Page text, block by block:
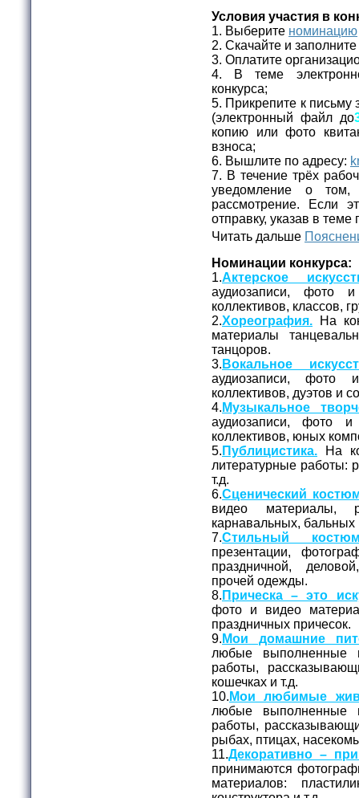
Условия участия в
1. Выберите номинацию
2. Скачайте и заполните
3. Оплатите
4. В теме
конкурса;
5. Прикрепите к письму
(электронный файл до
копию или фото
взноса;
6. Вышлите по адресу:
7. В течение трёх
уведомление о
рассмотрение. Если
отправку, указав в
Читать дальше
Номинации конкурса:
1.Актерское
аудиозаписи, фото
коллективов, классов,
2.Хореография. На
материалы
танцоров.
3. Вокальное
аудиозаписи, фото
коллективов, дуэтов и
4. Музыкальное
аудиозаписи, фото
коллективов, юных
5. Публицистика. На
литературные работы:
т.д.
6.Сценический
видео материалы,
карнавальных,
7.Стильный
презентации,
праздничной,
прочей одежды.
8. Прическа – это
фото и видео
праздничных причесок.
9. Мои домашние
любые выполненные
работы,
кошечках и т.д.
10. Мои любимые
любые выполненные
работы,
рыбах, птицах,
11.Декоративно –
принимаются
материалов: